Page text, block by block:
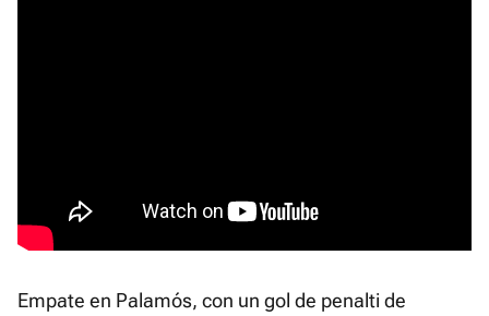
Empate en Palamós, con un gol de penalti de